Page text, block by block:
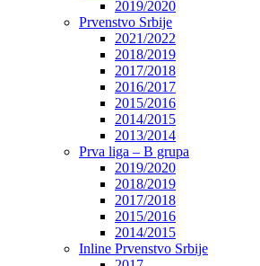
2019/2020
Prvenstvo Srbije
2021/2022
2018/2019
2017/2018
2016/2017
2015/2016
2014/2015
2013/2014
Prva liga – B grupa
2019/2020
2018/2019
2017/2018
2015/2016
2014/2015
Inline Prvenstvo Srbije